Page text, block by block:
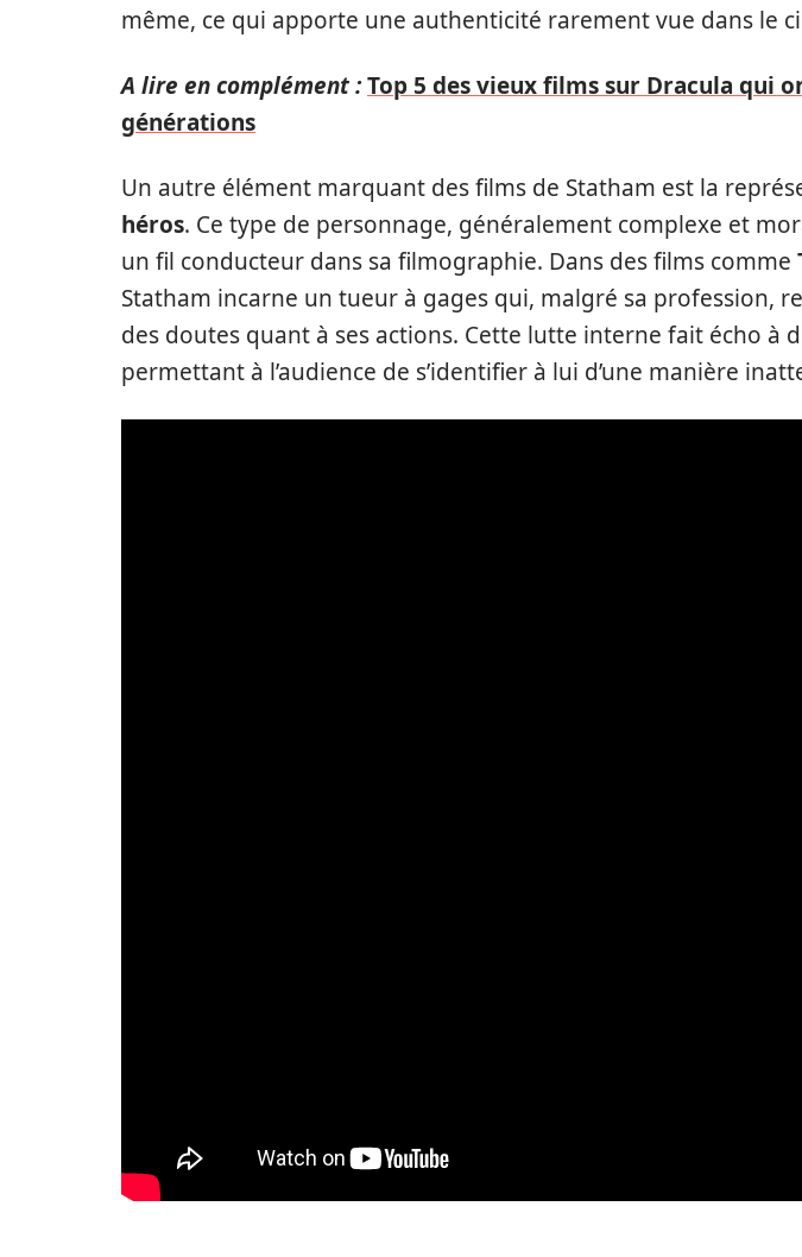
même, ce qui apporte une authenticité rarement vue dans le
A lire en complément :Top 5 des vieux films sur Dracula qui
générations
Un autre élément marquant des films de Statham est la
héros. Ce type de personnage, généralement complexe et
un fil conducteur dans sa filmographie. Dans des films comme
Statham incarne un tueur à gages qui, malgré sa profession,
des doutes quant à ses actions. Cette lutte interne fait écho à
permettant à l’audience de s’identifier à lui d’une manière